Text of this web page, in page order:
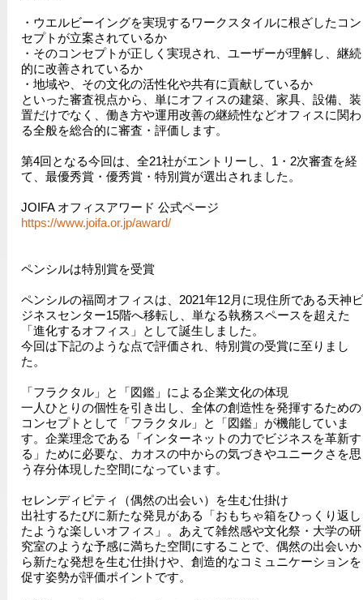
・ウエルビーイングを実現するワークスタイルに根ざしたコン
セプトが立案されているか
・そのコンセプトが正しく実現され、ユーザーが理解し、継続
的に改善されているか
・地域や、その文化の活性化や共有に貢献しているか
といった審査視点から、単にオフィスの建築、家具、設備、装
置だけでなく、働き方や運用改善の継続性などオフィスに関わ
る全般を総合的に審査・評価します。
第4回となる今回は、全21社がエントリーし、1・2次審査を経
て、最優秀賞・優秀賞・特別賞が選出されました。
JOIFA オフィスアワード 公式ページ
https://www.joifa.or.jp/award/
ペンシルは特別賞を受賞
ペンシルの福岡オフィスは、2021年12月に現住所である天神ビ
ジネスセンター15階へ移転し、単なる執務スペースを超えた
「進化するオフィス」として誕生しました。
今回は下記のような点で評価され、特別賞の受賞に至りまし
た。
「フラクタル」と「図鑑」による企業文化の体現
一人ひとりの個性を引き出し、全体の創造性を発揮するための
コンセプトとして「フラクタル」と「図鑑」が機能していま
す。企業理念である「インターネットの力でビジネスを革新す
る」ために必要な、カオスの中からの気づきやユニークさを思
う存分体現した空間になっています。
セレンディピティ（偶然の出会い）を生む仕掛け
出社するたびに新たな発見がある「おもちゃ箱をひっくり返し
たような楽しいオフィス」。あえて雑然感や文化祭・大学の研
究室のような予感に満ちた空間にすることで、偶然の出会いか
ら新たな発想を生む仕掛けや、創造的なコミュニケーションを
促す姿勢が評価ポイントです。